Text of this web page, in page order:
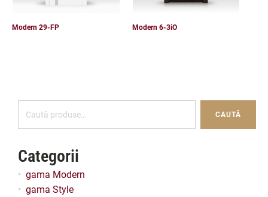
Modern 29-FP Modern 6-3iO
Caută
CAUTĂ
When autocomplete results are available use up and
Categorii
gama Modern
gama Style